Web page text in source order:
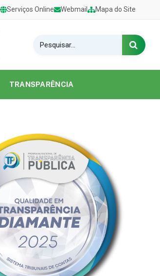
Serviços Online Webmail Mapa do Site
TRANSPARÊNCIA